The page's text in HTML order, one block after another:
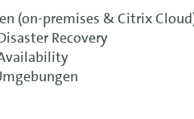
(on-premises & Citrix
Recovery